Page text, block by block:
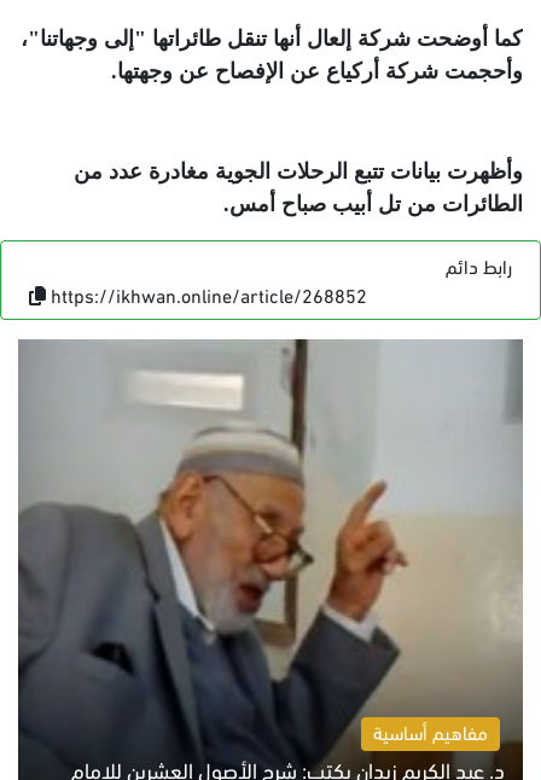
كما أوضحت شركة إلعال أنها تنقل طائراتها "إلى وجهاتنا"،
وأحجمت شركة أركياع عن الإفصاح عن وجهتها.
وأظهرت بيانات تتبع الرحلات الجوية مغادرة عدد من
الطائرات من تل أبيب صباح أمس.
رابط دائم
https://ikhwan.online/article/268852
مفاهيم أساسية
د. عبد الكريم زيدان يكتب: شرح الأصول العشرين للإمام